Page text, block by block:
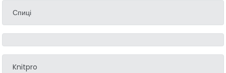
Спиці
Knitpro